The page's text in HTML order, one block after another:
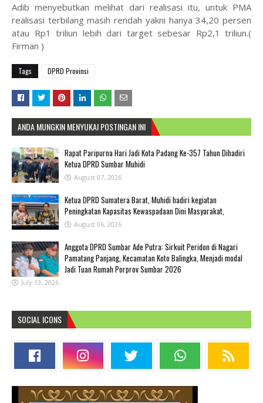
Adib menyebutkan melihat dari realisasi itu, untuk PMA
realisasi terbilang masih rendah yakni hanya 34,20 persen
atau Rp1 triliun lebih dari target sebesar Rp2,1 triliun.(
Firman )
Tags DPRD Provinsi
ANDA MUNGKIN MENYUKAI POSTINGAN INI
Rapat Paripurna Hari Jadi Kota Padang Ke-357 Tahun Dihadiri
Ketua DPRD Sumbar Muhidi
August 07, 2026
Ketua DPRD Sumatera Barat, Muhidi hadiri kegiatan
Peningkatan Kapasitas Kewaspadaan Dini Masyarakat,
August 06, 2026
Anggota DPRD Sumbar Ade Putra: Sirkuit Peridon di Nagari
Pamatang Panjang, Kecamatan Koto Balingka, Menjadi modal
Jadi Tuan Rumah Porprov Sumbar 2026
July 13, 2026
SOCIAL ICONS